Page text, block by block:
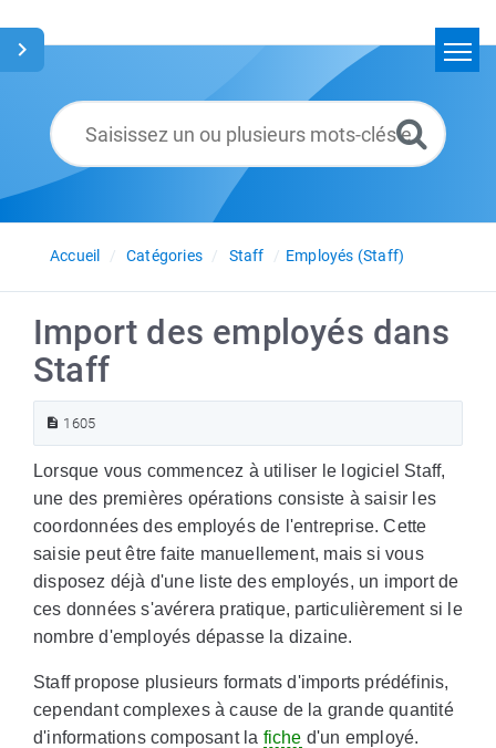
Glossaire
Français
Accueil
Catégories Staff Employés (Staff)
Import des employés dans
Staff
1605
Lorsque vous commencez à utiliser le logiciel Staff,
une des premières opérations consiste à saisir les
coordonnées des employés de l'entreprise. Cette
saisie peut être faite manuellement, mais si vous
disposez déjà d'une liste des employés, un import de
ces données s'avérera pratique, particulièrement si le
nombre d'employés dépasse la dizaine.
Staff propose plusieurs formats d'imports prédéfinis,
cependant complexes à cause de la grande quantité
d'informations composant la fiche d'un employé.